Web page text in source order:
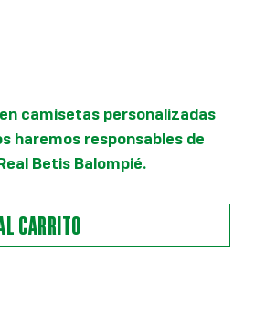
camisetas personalizadas
haremos responsables de
Betis Balompié.
CARRITO